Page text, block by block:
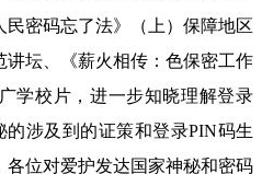
密码忘了法》（上）保障地区
坛、《薪火相传：色保密工作
学校片，进一步知晓理解登录
涉及到的证策和登录PIN码生
位对爱护发达国家神秘和密码